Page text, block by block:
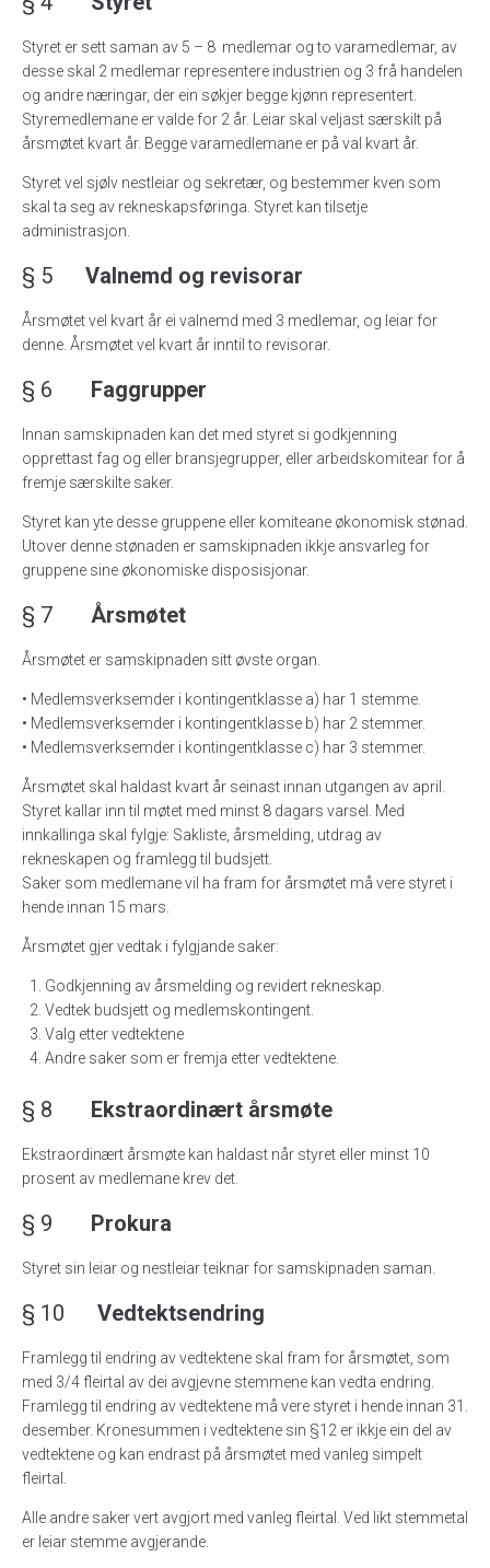
Styret er sett saman av 5 – 8 medlemar og to varamedlemar, av
desse skal 2 medlemar representere industrien og 3 frå handelen
og andre næringar, der ein søkjer begge kjønn representert.
Styremedlemane er valde for 2 år. Leiar skal veljast særskilt på
årsmøtet kvart år. Begge varamedlemane er på val kvart år.
Styret vel sjølv nestleiar og sekretær, og bestemmer kven som
skal ta seg av rekneskapsføringa. Styret kan tilsetje
administrasjon.
§ 5 Valnemd og revisorar
Årsmøtet vel kvart år ei valnemd med 3 medlemar, og leiar for
denne. Årsmøtet vel kvart år inntil to revisorar.
§ 6 Faggrupper
Innan samskipnaden kan det med styret si godkjenning
opprettast fag og eller bransjegrupper, eller arbeidskomitear for å
fremje særskilte saker.
Styret kan yte desse gruppene eller komiteane økonomisk stønad.
Utover denne stønaden er samskipnaden ikkje ansvarleg for
gruppene sine økonomiske disposisjonar.
§ 7 Årsmøtet
Årsmøtet er samskipnaden sitt øvste organ.
• Medlemsverksemder i kontingentklasse a) har 1 stemme.
• Medlemsverksemder i kontingentklasse b) har 2 stemmer.
• Medlemsverksemder i kontingentklasse c) har 3 stemmer.
Årsmøtet skal haldast kvart år seinast innan utgangen av april.
Styret kallar inn til møtet med minst 8 dagars varsel. Med
innkallinga skal fylgje: Sakliste, årsmelding, utdrag av
rekneskapen og framlegg til budsjett.
Saker som medlemane vil ha fram for årsmøtet må vere styret i
hende innan 15 mars.
Årsmøtet gjer vedtak i fylgjande saker:
Godkjenning av årsmelding og revidert rekneskap.
Vedtek budsjett og medlemskontingent.
Valg etter vedtektene
Andre saker som er fremja etter vedtektene.
§ 8 Ekstraordinært årsmøte
Ekstraordinært årsmøte kan haldast når styret eller minst 10
prosent av medlemane krev det.
§ 9 Prokura
Styret sin leiar og nestleiar teiknar for samskipnaden saman.
§ 10 Vedtektsendring
Framlegg til endring av vedtektene skal fram for årsmøtet, som
med 3/4 fleirtal av dei avgjevne stemmene kan vedta endring.
Framlegg til endring av vedtektene må vere styret i hende innan 31.
desember. Kronesummen i vedtektene sin §12 er ikkje ein del av
vedtektene og kan endrast på årsmøtet med vanleg simpelt
fleirtal.
Alle andre saker vert avgjort med vanleg fleirtal. Ved likt stemmetal
er leiar stemme avgjerande.